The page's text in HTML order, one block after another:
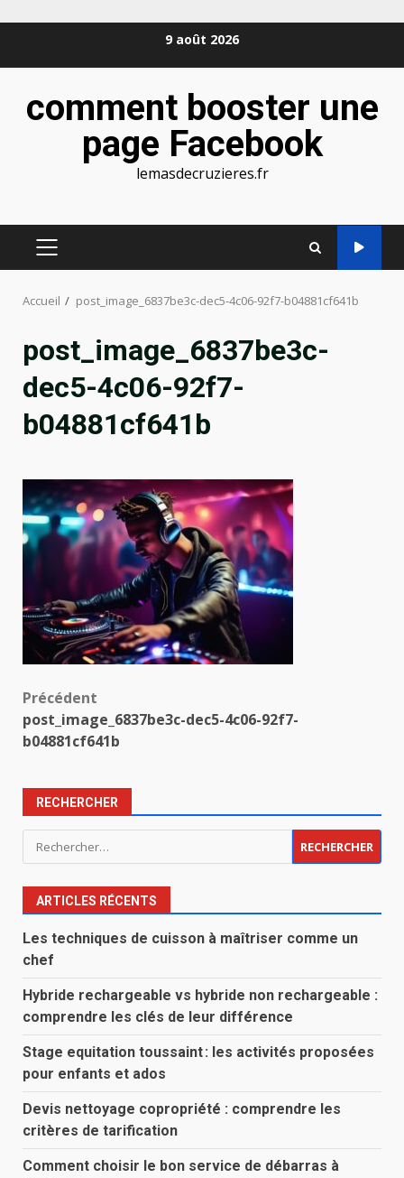
9 août 2026
comment booster une
page Facebook
lemasdecruzieres.fr
MENU
Accueil post_image_6837be3c-dec5-4c06-92f7-b04881cf641b
post_image_6837be3c-
dec5-4c06-92f7-
b04881cf641b
Navigation
d’article
Précédent
post_image_6837be3c-dec5-4c06-92f7-
b04881cf641b
RECHERCHER
Rechercher :
ARTICLES RÉCENTS
Les techniques de cuisson à maîtriser comme un
chef
Hybride rechargeable vs hybride non rechargeable :
comprendre les clés de leur différence
Stage equitation toussaint : les activités proposées
pour enfants et ados
Devis nettoyage copropriété : comprendre les
critères de tarification
Comment choisir le bon service de débarras à